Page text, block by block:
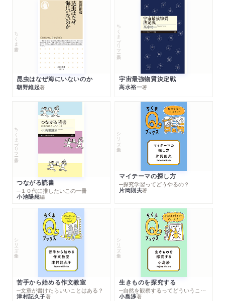
ちくま新書
昆虫はなぜ海にいないのか
朝野維起著
ちくまプリマー新書
宇宙最強物質決定戦
高水裕一著
ちくまプリマー新書
つながる読書
─１０代に推したいこの一冊
小池陽慈編
シリーズ・全集
マイテーマの探し方
─探究学習ってどうやるの？
片岡則夫著
シリーズ・全集
苦手から始める作文教室
─文章が書けたらいいことはある？
津村記久子著
シリーズ・全集
生きものを探究する
─自然を観察するってどういうこと？
小島渉著